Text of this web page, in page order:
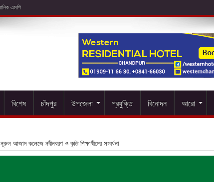
বিশেষ চাঁদপুর উপজেলা প্রযুক্তি বিনোদন আরো
নূরুল আজাদ কলেজে নবীনবরণ ও কৃতি শিক্ষার্থীদের সংবর্ধনা